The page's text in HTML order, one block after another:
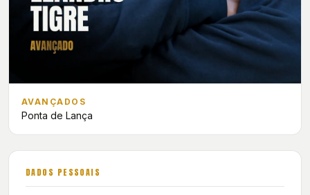
AVANÇADOS
Ponta de Lança
DADOS PESSOAIS